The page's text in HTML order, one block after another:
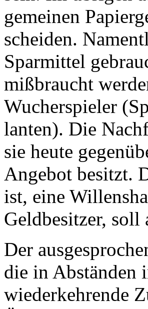
gemeinen
scheiden.
Sparmittel
mißbraucht
Wucherspieler
lanten). Die
sie heute
Angebot besitzt.
ist, eine
Geldbesitzer, soll
Der
die in Abständen
wiederkehrende